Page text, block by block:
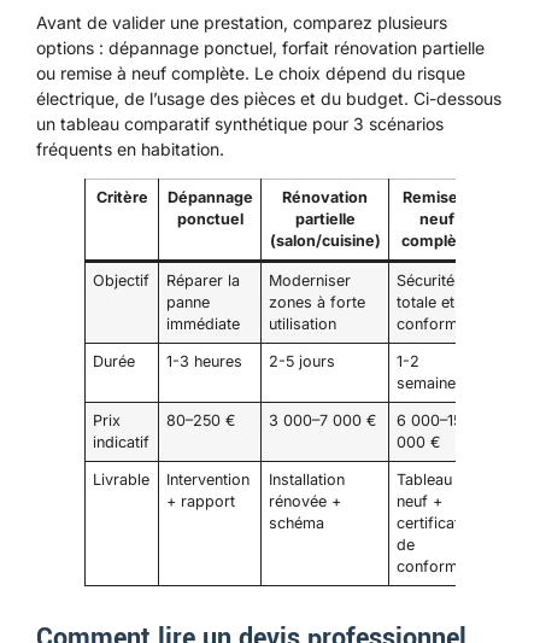
Avant de valider une prestation, comparez plusieurs
options : dépannage ponctuel, forfait rénovation partielle
ou remise à neuf complète. Le choix dépend du risque
électrique, de l’usage des pièces et du budget. Ci-dessous
un tableau comparatif synthétique pour 3 scénarios
fréquents en habitation.
Critère
Dépannage
ponctuel
Rénovation
partielle
(salon/cuisine)
Remise à
neuf
complète
Objectif
Réparer la
panne
immédiate
Moderniser
zones à forte
utilisation
Sécurité
totale et
conformité
Durée 1-3 heures 2-5 jours
1-2
semaines
Prix
indicatif
80–250 € 3 000–7 000 €
6 000–15
000 €
Livrable
Intervention
+ rapport
Installation
rénovée +
schéma
Tableau
neuf +
certificat
de
conformité